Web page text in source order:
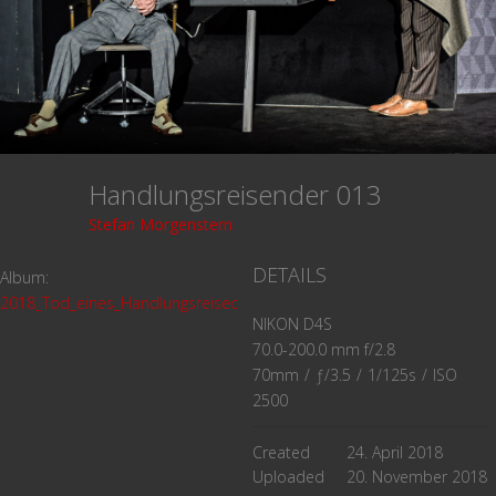
Handlungsreisender 013
Stefan Morgenstern
Album:
2018_Tod_eines_Handlungsreiseden
DETAILS
NIKON D4S
70.0-200.0 mm f/2.8
70mm / ƒ/3.5 / 1/125s / ISO
2500
Created
24. April 2018
Uploaded
20. November 2018